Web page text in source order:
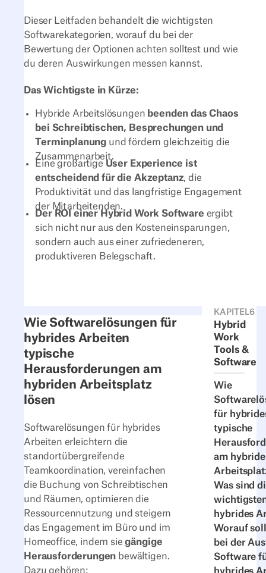
Dieser Leitfaden behandelt die wichtigsten
Softwarekategorien, worauf du bei der
Bewertung der Optionen achten solltest und wie
du deren Auswirkungen messen kannst.
Das Wichtigste in Kürze:
Hybride Arbeitslösungen beenden das Chaos
bei Schreibtischen, Besprechungen und
Terminplanung und fördern gleichzeitig die
Zusammenarbeit.
Eine großartige User Experience ist
entscheidend für die Akzeptanz, die
Produktivität und das langfristige Engagement
der Mitarbeitenden.
Der ROI einer Hybrid Work Software ergibt
sich nicht nur aus den Kosteneinsparungen,
sondern auch aus einer zufriedeneren,
produktiveren Belegschaft.
KAPITEL6
Hybrid
Work
Tools &
Software
Wie
für
typische
am
Was sind
hybrides
Worauf
bei der
Software
Wie Softwarelösungen für
hybrides Arbeiten
typische
Herausforderungen am
hybriden Arbeitsplatz
lösen
Softwarelösungen für hybrides
Arbeiten erleichtern die
standortübergreifende
Teamkoordination, vereinfachen
die Buchung von Schreibtischen
und Räumen, optimieren die
Ressourcennutzung und steigern
das Engagement im Büro und im
Homeoffice, indem siegängige
Herausforderungen bewältigen.
Dazu gehören: